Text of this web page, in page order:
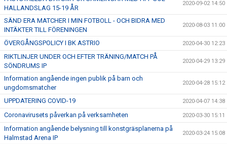
HALLANDSLAG 15-19 ÅR
2020-09-02 14:50
SÄND ERA MATCHER I MIN FOTBOLL - OCH BIDRA MED
INTÄKTER TILL FÖRENINGEN
2020-08-03 11:00
ÖVERGÅNGSPOLICY I BK ASTRIO 2020-04-30 12:23
RIKTLINJER UNDER OCH EFTER TRÄNING/MATCH PÅ
SÖNDRUMS IP
2020-04-29 13:29
Information angående ingen publik på barn och
ungdomsmatcher
2020-04-28 15:12
UPPDATERING COVID-19 2020-04-07 14:38
Coronavirusets påverkan på verksamheten 2020-03-30 15:11
Information angående belysning till konstgräsplanerna på
Halmstad Arena IP
2020-03-24 15:08